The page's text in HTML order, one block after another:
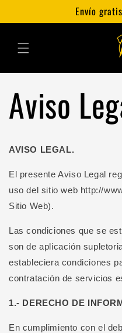
al contenido
Envío
Aviso
AVISO LEGAL.
El presente Aviso Legal
uso del sitio web http://
Sitio Web).
Las condiciones que se
son de aplicación
estableciera condiciones
contratación de servicios
1.- DERECHO DE
En cumplimiento con el